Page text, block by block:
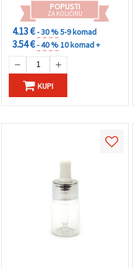
POPUSTI
ZA KOLIČINU
4.13 €- 30 %5-9 komad
3.54 €- 40 %10 komad +
KUPI